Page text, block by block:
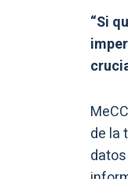
“Si
de la